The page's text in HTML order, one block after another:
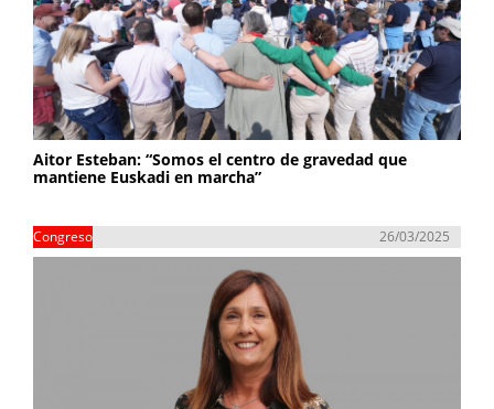
Aitor Esteban: “Somos el centro de gravedad que
mantiene Euskadi en marcha”
Congreso 26/03/2025